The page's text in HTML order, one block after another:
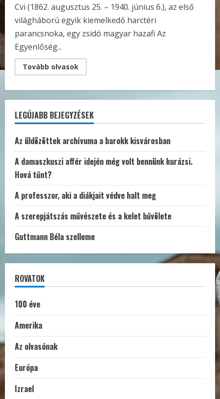
Cvi (1862. augusztus 25. – 1940. június 6.), az első
világháború egyik kiemelkedő harctéri
parancsnoka, egy zsidó magyar hazafi Az
Egyenlőség...
Tovább olvasok
more
írták:
az
ultrahazafias
magyar
LEGÚJABB BEJEGYZÉSEK
Az üldözöttek archívuma a barokk kisvárosban
A damaszkuszi affér idején még volt bennünk kurázsi.
Hová tűnt?
A professzor, aki a diákjait védve halt meg
A szerepjátszás művészete és a kelet bűvölete
Guttmann Béla szelleme
ROVATOK
100 éve
Amerika
Az olvasónak
Európa
Izrael